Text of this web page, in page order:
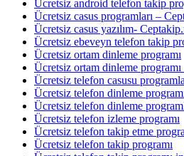
Ücretsiz android telefon takip
Ücretsiz casus programları –
Ücretsiz casus yazılım-
Ücretsiz ebeveyn telefon takip
Ücretsiz ortam dinleme programı
Ücretsiz ortam dinleme programı
Ücretsiz telefon casusu
Ücretsiz telefon dinleme
Ücretsiz telefon dinleme
Ücretsiz telefon izleme programı
Ücretsiz telefon takip etme
Ücretsiz telefon takip programı